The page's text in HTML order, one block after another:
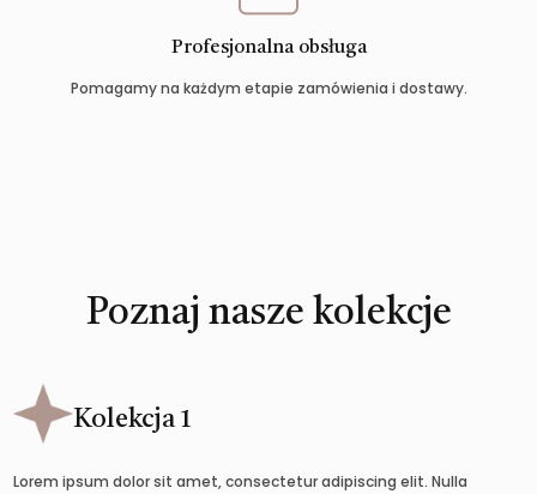
Profesjonalna obsługa
Pomagamy na każdym etapie zamówienia i dostawy.
Poznaj nasze kolekcje
Kolekcja 1
Lorem ipsum dolor sit amet, consectetur adipiscing elit. Nulla